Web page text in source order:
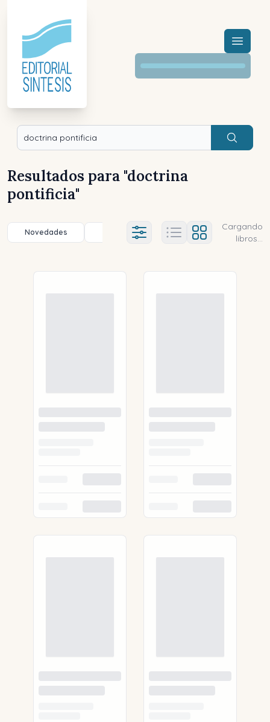
Menú
Buscar
Resultados para "doctrina
pontificia"
Novedades Título (a-z) Título (z-a)
Ajustes abierto
Cargando
libros...